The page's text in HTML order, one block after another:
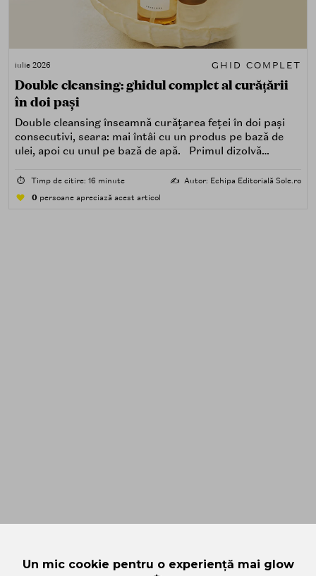
iulie 2026 GHID COMPLET
Double cleansing: ghidul complet al curățării
în doi pași
Double cleansing înseamnă curățarea feței în doi pași
consecutivi, seara: mai întâi cu un produs pe bază de
ulei, apoi cu unul pe bază de apă. Primul dizolvă
poluare. Al doilea îndepărtează impuritățile solubile în
⏱️ Timp de citire: 16 minute ✍️ Autor: Echipa Editorială Sole.ro
0 persoane apreciază acest articol
Un mic cookie pentru o experiență mai glow